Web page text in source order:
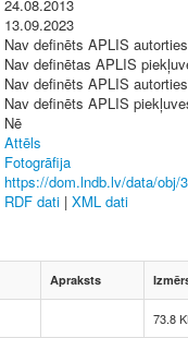
24.08.2013
13.09.2023
Nav definēts APLIS
Nav definētas APLIS
Nav definēts APLIS
Nav definēts APLIS
Nē
Attēls
Fotogrāfija
https://dom.lndb.lv/data/obj/
RDF dati | XML dati
Apraksts
73.8